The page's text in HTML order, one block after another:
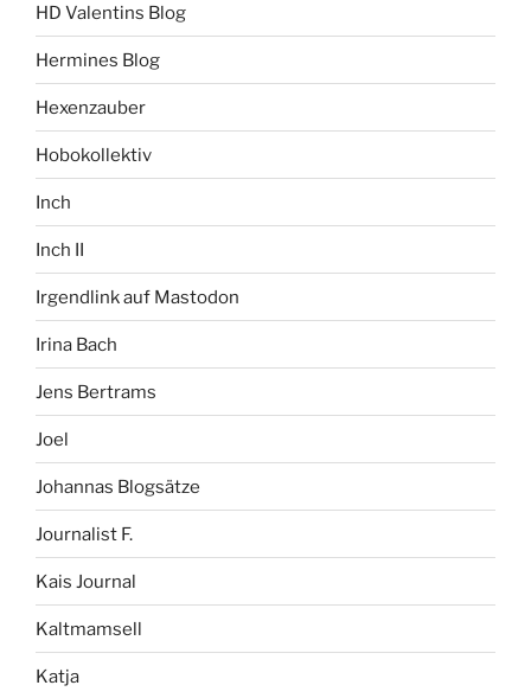
HD Valentins Blog
Hermines Blog
Hexenzauber
Hobokollektiv
Inch
Inch II
Irgendlink auf Mastodon
Irina Bach
Jens Bertrams
Joel
Johannas Blogsätze
Journalist F.
Kais Journal
Kaltmamsell
Katja